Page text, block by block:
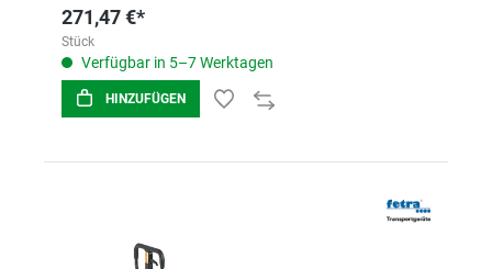
271,47 €*
Stück
Verfügbar in 5–7 Werktagen
HINZUFÜGEN